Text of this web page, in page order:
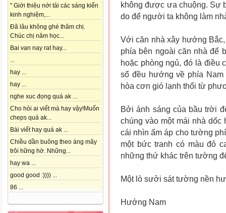
" Giới thiệu nới tải các sáng kiến
kinh nghiệm,...
Đã lâu không ghé thăm chị.
Chúc chị năm học...
Bai van nay rat hay...
...
hay ...
hay ...
nghe xuc đọng quá ak ...
Cho hỏi ai viết mà hay vậy!Muốn
cheps quá ak...
Bài viết hay quá ak ...
Chiều dần buông theo áng mây
trôi hững hờ. Những...
hay wa ...
good good :)))) ...
86 ...
không được ưa chuộng. Sự
do để người ta không làm
Với căn nhà xây hướng
phía bên ngoài căn nhà để
hoặc phòng ngủ, đó là điều
sổ đều hướng về phía
hòa cơn gió lạnh thổi từ
Bởi ánh sáng của bầu trời
chúng vào một mái nhà dốc
cái nhìn ấm áp cho tường
một bức tranh có màu đỏ
những thứ khác trên tường
Một lò sưởi sát tường nền
Hướng Nam